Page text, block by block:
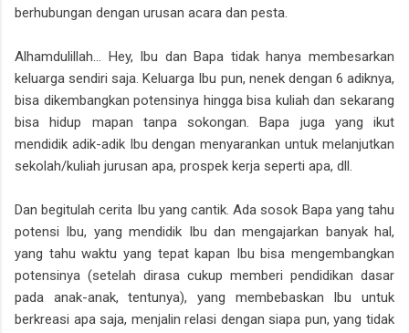
berhubungan dengan urusan acara dan pesta.
Alhamdulillah... Hey, Ibu dan Bapa tidak hanya membesarkan
keluarga sendiri saja. Keluarga Ibu pun, nenek dengan 6 adiknya,
bisa dikembangkan potensinya hingga bisa kuliah dan sekarang
bisa hidup mapan tanpa sokongan. Bapa juga yang ikut
mendidik adik-adik Ibu dengan menyarankan untuk melanjutkan
sekolah/kuliah jurusan apa, prospek kerja seperti apa, dll.
Dan begitulah cerita Ibu yang cantik. Ada sosok Bapa yang tahu
potensi Ibu, yang mendidik Ibu dan mengajarkan banyak hal,
yang tahu waktu yang tepat kapan Ibu bisa mengembangkan
potensinya (setelah dirasa cukup memberi pendidikan dasar
pada anak-anak, tentunya), yang membebaskan Ibu untuk
berkreasi apa saja, menjalin relasi dengan siapa pun, yang tidak